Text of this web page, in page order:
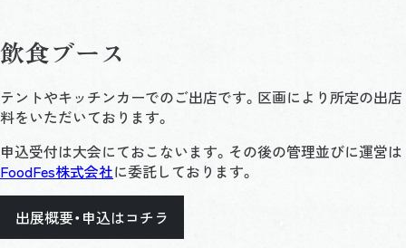
飲食ブース
テントやキッチンカーでのご出店です。区画により所定の出店
料をいただいております。
申込受付は大会にておこないます。その後の管理並びに運営は
FoodFes株式会社に委託しております。
出展概要・申込はコチラ